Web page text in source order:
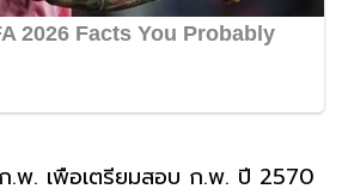
.พ. เพื่อเตรียมสอบ ก.พ. ปี 2570